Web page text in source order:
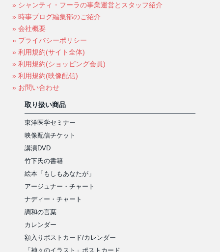
» シャンティ・フーラの事業運営とスタッフ紹介
» 時事ブログ編集部のご紹介
» 会社概要
» プライバシーポリシー
» 利用規約(サイト全体)
» 利用規約(ショッピング会員)
» 利用規約(映像配信)
» お問い合わせ
取り扱い商品
東洋医学セミナー
映像配信チケット
講演DVD
竹下氏の書籍
絵本「もしもあなたが」
アージュナー・チャート
ナディー・チャート
調和の言葉
カレンダー
額入りポストカード/カレンダー
「神々のイラスト」ポストカード